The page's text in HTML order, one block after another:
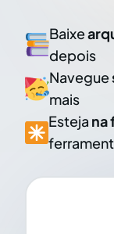
Baixe
depois
Navegue
mais
Esteja na